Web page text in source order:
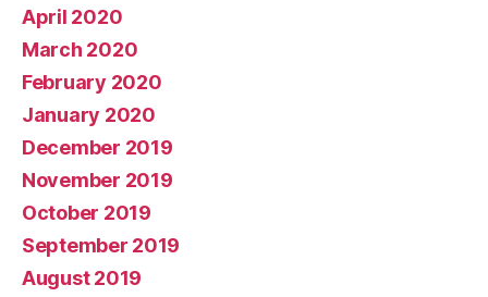
April 2020
March 2020
February 2020
January 2020
December 2019
November 2019
October 2019
September 2019
August 2019